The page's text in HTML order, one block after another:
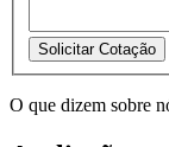
Solicitar Cotação
O que dizem sobre